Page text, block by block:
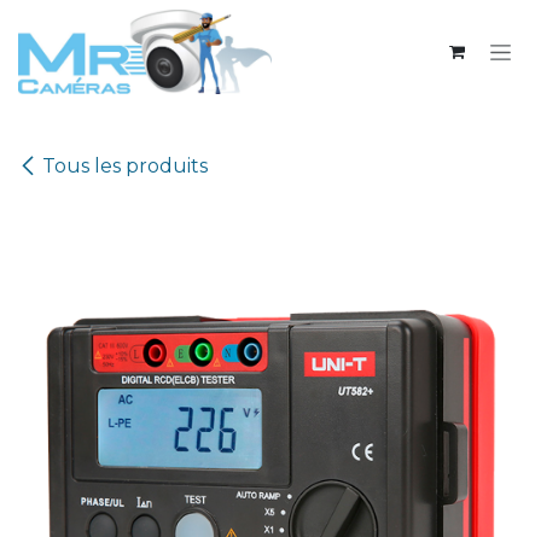
Se rendre au contenu
Tous les produits